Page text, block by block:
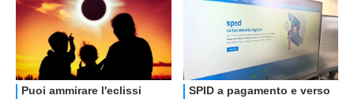
OFFERTE